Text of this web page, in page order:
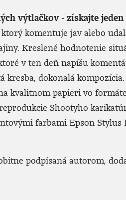
výtlačkov - získajte
komentuje jav alebo
Kreslené hodnotenie
v ten deň napíšu
dokonalá
kvalitnom papieri vo
Shootyho
farbami Epson
podpísaná autorom,